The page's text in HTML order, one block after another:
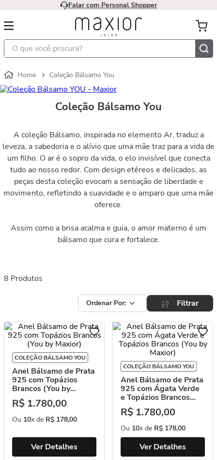
Falar com Personal Shopper
O que você procura?
Coleção Bálsamo You
Coleção Bálsamo You
A coleção Bálsamo, inspirada no elemento Ar, traduz a
leveza, a sabedoria e o alívio que uma mãe traz para a vida de
um filho. O ar é o sopro da vida, o elo invisível que conecta
tudo ao nosso redor. Com design etéreos e delicados, as
peças desta coleção evocam a sensação de liberdade e
movimento, refletindo a suavidade e o amparo que uma mãe
oferece.
Assim como a brisa acalma e guia, o amor materno é um
bálsamo que cura e fortalece.
8 Produtos
Filtrar
COLEÇÃO BÁLSAMO YOU
Anel Bálsamo de Prata
925 com Topázios
Brancos (You by
Maxior)
R$ 1.780,00
Ou 10x de R$ 178,00
Ver Detalhes
COLEÇÃO BÁLSAMO YOU
Anel Bálsamo de Prata
925 com Ágata Verde
e Topázios Brancos
(You by Maxior)
R$ 1.780,00
Ou 10x de R$ 178,00
Ver Detalhes